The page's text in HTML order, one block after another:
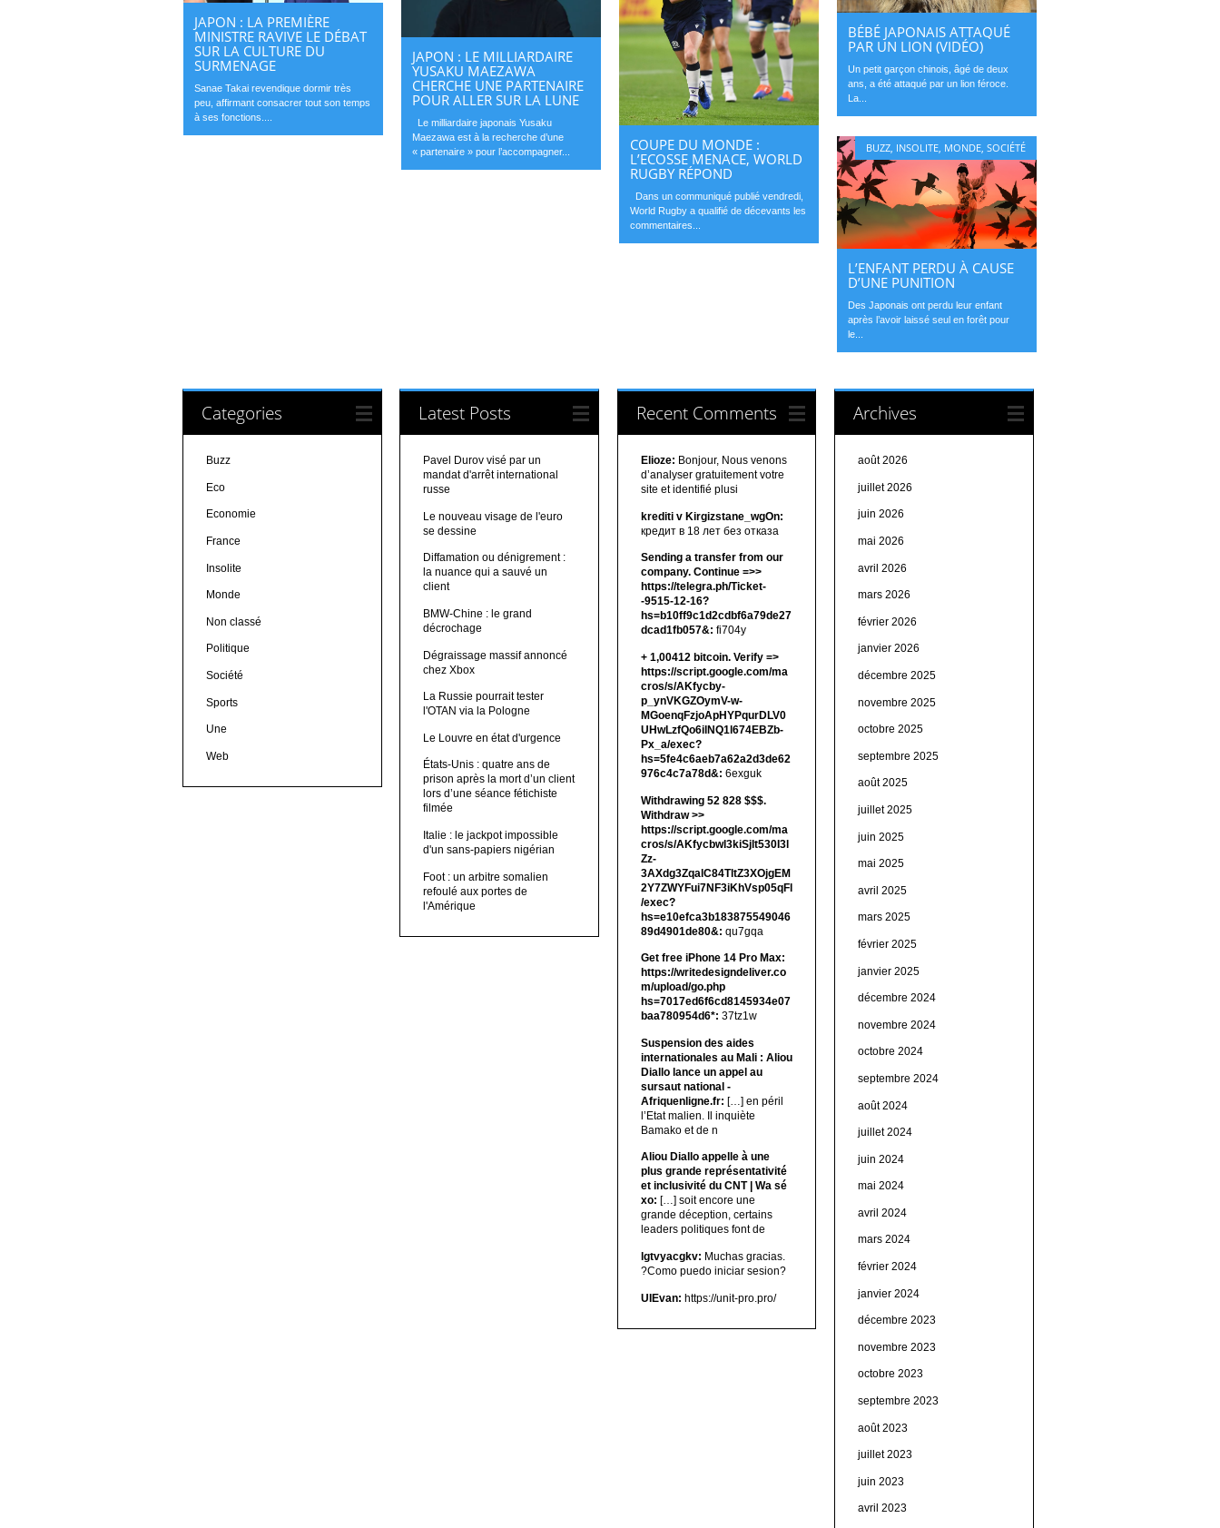
JAPON : LA PREMIÈRE
MINISTRE RAVIVE LE DÉBAT
SUR LA CULTURE DU
SURMENAGE
Sanae Takai revendique dormir très
peu, affirmant consacrer tout son temps
à ses fonctions....
JAPON : LE MILLIARDAIRE
YUSAKU MAEZAWA
CHERCHE UNE PARTENAIRE
POUR ALLER SUR LA LUNE
Le milliardaire japonais Yusaku
Maezawa est à la recherche d’une
« partenaire » pour l’accompagner...
COUPE DU MONDE :
L’ECOSSE MENACE, WORLD
RUGBY RÉPOND
Dans un communiqué publié vendredi,
World Rugby a qualifié de décevants les
commentaires...
BÉBÉ JAPONAIS ATTAQUÉ
PAR UN LION (VIDÉO)
Un petit garçon chinois, âgé de deux
ans, a été attaqué par un lion féroce.
La...
BUZZ INSOLITE MONDE ,SOCIÉTÉ
L’ENFANT PERDU À CAUSE
D’UNE PUNITION
Des Japonais ont perdu leur enfant
après l’avoir laissé seul en forêt pour
le...
Categories
Buzz
Eco
Economie
France
Insolite
Monde
Non classé
Politique
Société
Sports
Une
Web
Latest Posts
Pavel Durov visé par un
mandat d'arrêt international
russe
Le nouveau visage de l'euro
se dessine
Diffamation ou dénigrement :
la nuance qui a sauvé un
client
BMW-Chine : le grand
décrochage
Dégraissage massif annoncé
chez Xbox
La Russie pourrait tester
l'OTAN via la Pologne
Le Louvre en état d'urgence
États-Unis : quatre ans de
prison après la mort d’un client
lors d’une séance fétichiste
filmée
Italie : le jackpot impossible
d'un sans-papiers nigérian
Foot : un arbitre somalien
refoulé aux portes de
l'Amérique
Recent Comments
Elioze: Bonjour, Nous venons
d’analyser gratuitement votre
site et identifié plusi
krediti v Kirgizstane_wgOn:
кредит в 18 лет без отказа
Sending a transfer from our
company. Continue =>>
https://telegra.ph/Ticket-
-9515-12-16?
hs=b10ff9c1d2cdbf6a79de27
dcad1fb057&: fi704y
+ 1,00412 bitсоin. Verify =>
https://script.google.com/ma
cros/s/AKfycby-
p_ynVKGZOymV-w-
MGoenqFzjoApHYPqurDLV0
UHwLzfQo6ilNQ1l674EBZb-
Px_a/exec?
hs=5fe4c6aeb7a62a2d3de62
976c4c7a78d&: 6exguk
Withdrawing 52 828 $$$.
Withdrаw >>
https://script.google.com/ma
cros/s/AKfycbwl3kiSjlt530I3l
Zz-
3AXdg3ZqalC84TltZ3XOjgEM
2Y7ZWYFui7NF3iKhVsp05qFl
/exec?
hs=e10efca3b183875549046
89d4901de80&: qu7gqa
Get free iPhone 14 Pro Max:
https://writedesigndeliver.co
m/upload/go.php
hs=7017ed6f6cd8145934e07
baa780954d6*: 37tz1w
Suspension des aides
internationales au Mali : Aliou
Diallo lance un appel au
sursaut national -
Afriquenligne.fr: […] en péril
l’Etat malien. Il inquiète
Bamako et de n
Aliou Diallo appelle à une
plus grande représentativité
et inclusivité du CNT | Wa sé
xo: […] soit encore une
grande déception, certains
leaders politiques font de
lgtvyacgkv: Muchas gracias.
?Como puedo iniciar sesion?
UIEvan: https://unit-pro.pro/
Archives
août 2026
juillet 2026
juin 2026
mai 2026
avril 2026
mars 2026
février 2026
janvier 2026
décembre 2025
novembre 2025
octobre 2025
septembre 2025
août 2025
juillet 2025
juin 2025
mai 2025
avril 2025
mars 2025
février 2025
janvier 2025
décembre 2024
novembre 2024
octobre 2024
septembre 2024
août 2024
juillet 2024
juin 2024
mai 2024
avril 2024
mars 2024
février 2024
janvier 2024
décembre 2023
novembre 2023
octobre 2023
septembre 2023
août 2023
juillet 2023
juin 2023
avril 2023